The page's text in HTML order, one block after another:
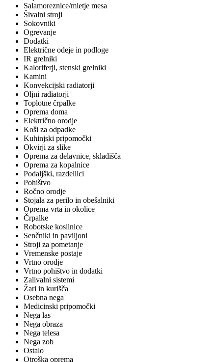
Salamoreznice/mletje mesa
Šivalni stroji
Sokovniki
Ogrevanje
Dodatki
Električne odeje in podloge
IR grelniki
Kaloriferji, stenski grelniki
Kamini
Konvekcijski radiatorji
Oljni radiatorji
Toplotne črpalke
Oprema doma
Električno orodje
Koši za odpadke
Kuhinjski pripomočki
Okvirji za slike
Oprema za delavnice, skladišča
Oprema za kopalnice
Podaljški, razdelilci
Pohištvo
Ročno orodje
Stojala za perilo in obešalniki
Oprema vrta in okolice
Črpalke
Robotske kosilnice
Senčniki in paviljoni
Stroji za pometanje
Vremenske postaje
Vrtno orodje
Vrtno pohištvo in dodatki
Zalivalni sistemi
Žari in kurišča
Osebna nega
Medicinski pripomočki
Nega las
Nega obraza
Nega telesa
Nega zob
Ostalo
Otroška oprema